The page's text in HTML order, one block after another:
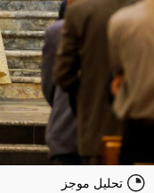
تحليل موجز